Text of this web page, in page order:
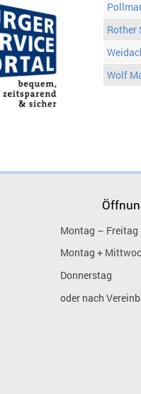
Rother
Wolf
Montag – Freitag
Montag +
Donnerstag
oder nach